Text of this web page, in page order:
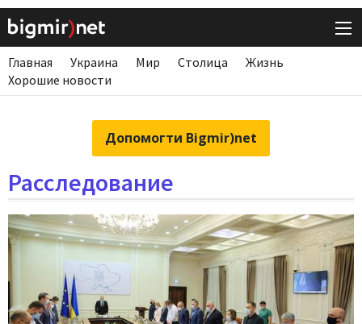
Главная Украина Мир Столица
Жизнь
Хорошие новости
Допомогти Bigmir)net
Расследование